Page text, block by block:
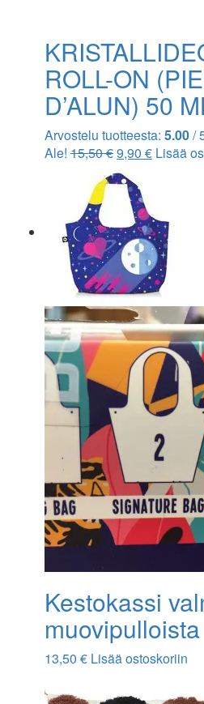
ROLL-ON
D’ALUN) 50
Arvostelu tuotteesta: 5.00/
Ale! 15,50€9,90 € Lisää
Kestokassi
muovipulloista
13,50 € Lisää ostoskoriin